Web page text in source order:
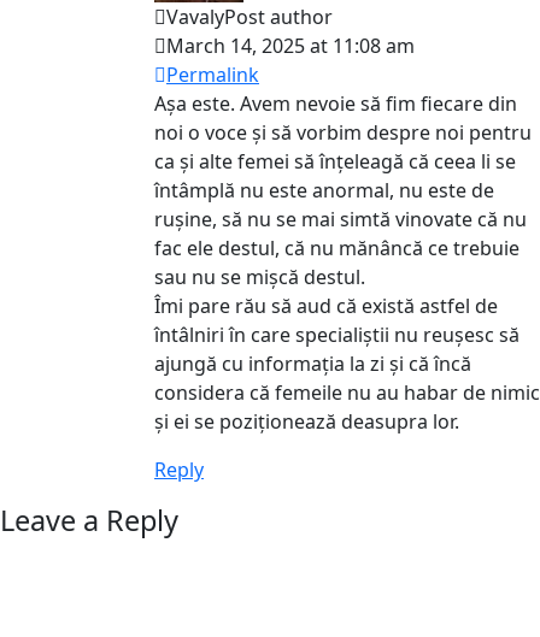
VavalyPost author
March 14, 2025 at 11:08 am
Permalink
Așa este. Avem nevoie să fim fiecare din
noi o voce și să vorbim despre noi pentru
ca și alte femei să înțeleagă că ceea li se
întâmplă nu este anormal, nu este de
rușine, să nu se mai simtă vinovate că nu
fac ele destul, că nu mănâncă ce trebuie
sau nu se mișcă destul.
Îmi pare rău să aud că există astfel de
întâlniri în care specialiștii nu reușesc să
ajungă cu informația la zi și că încă
considera că femeile nu au habar de nimic
și ei se poziționează deasupra lor.
Reply
Leave a Reply